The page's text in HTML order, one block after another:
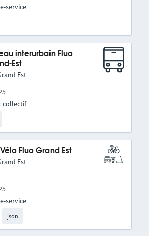
service
interurbain Fluo
Est
Est
collectif
Vélo Fluo Grand Est
Est
json
service